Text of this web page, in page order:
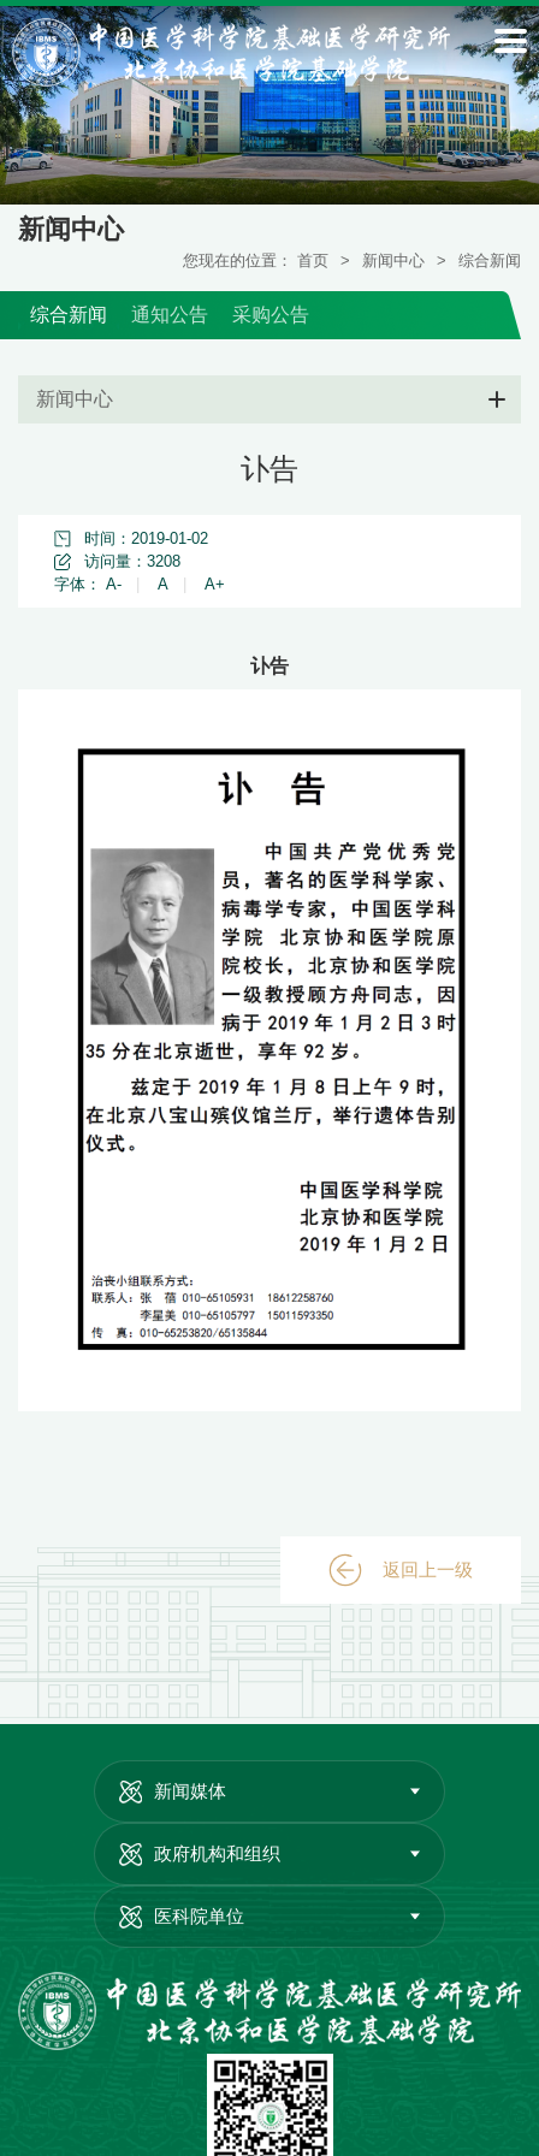
新闻中心
您现在的位置： 首页 > 新闻中心 > 综合新闻
综合新闻 通知公告 采购公告
新闻中心
讣告
时间：2019-01-02
访问量： 3208
字体： A- A A+
讣告
返回上一级
新闻媒体
政府机构和组织
医科院单位